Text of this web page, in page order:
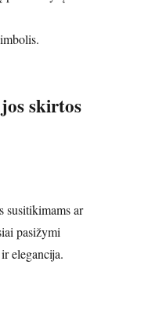
skirtos
susitikimams ar
pasižymi
elegancija.